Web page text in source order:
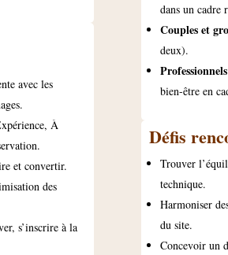
avec les
À
et convertir.
des
s’inscrire à la
dans un cadre
Couples et
deux).
Professionnels
bien-être en
Défis
Trouver
technique.
Harmoniser
du site.
Concevoir un